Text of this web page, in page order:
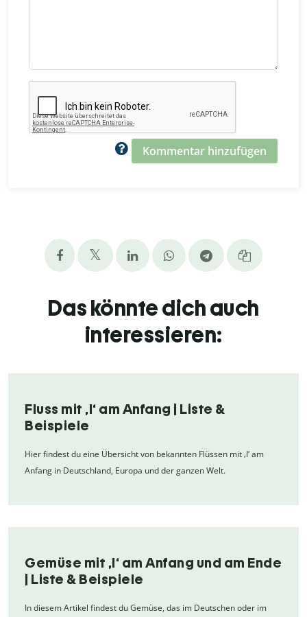
Kommentar hinzufügen
Das könnte dich auch
interessieren:
Fluss mit ‚I‘ am Anfang | Liste &
Beispiele
Hier findest du eine Übersicht von bekannten Flüssen mit ‚I‘ am
Anfang in Deutschland, Europa und der ganzen Welt.
Gemüse mit ,I‘ am Anfang und am Ende
| Liste & Beispiele
In diesem Artikel findest du Gemüse, das im Deutschen oder im